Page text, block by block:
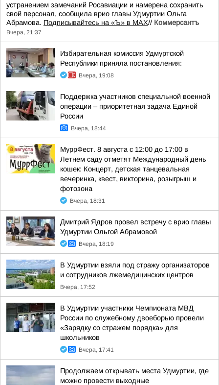
устранением замечаний Росавиации и намерена сохранить
свой персонал, сообщила врио главы Удмуртии Ольга
Абрамова. Подписывайтесь на «Ъ» в MAX// Коммерсантъ
Вчера, 21:37
Избирательная комиссия Удмуртской
Республики приняла постановления:
Вчера, 19:08
Поддержка участников специальной военной
операции – приоритетная задача Единой
России
Вчера, 18:44
МуррФест. 8 августа с 12:00 до 17:00 в
Летнем саду отметят Международный день
кошек: Концерт, детская танцевальная
вечеринка, квест, викторина, розыгрыш и
фотозона
Вчера, 18:31
Дмитрий Ядров провел встречу с врио главы
Удмуртии Ольгой Абрамовой
Вчера, 18:19
В Удмуртии взяли под стражу организаторов
и сотрудников лжемедицинских центров
Вчера, 17:52
В Удмуртии участники Чемпионата МВД
России по служебному двоеборью провели
«Зарядку со стражем порядка» для
школьников
Вчера, 17:41
Продолжаем открывать места Удмуртии, где
можно провести выходные